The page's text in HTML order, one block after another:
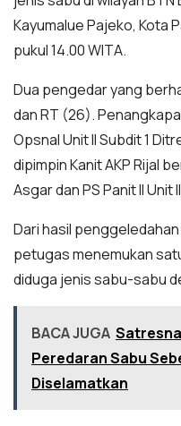
Kayumalue Pajeko, Kota
pukul 14.00 WITA.
Dua pengedar yang
dan RT (26).
Opsnal Unit II Subdit 1
dipimpin Kanit AKP Rijal
Asgar dan PS Panit II Unit
Dari hasil
petugas menemukan
diduga jenis sabu-sabu
BACA JUGA
Peredaran Sabu
Diselamatkan